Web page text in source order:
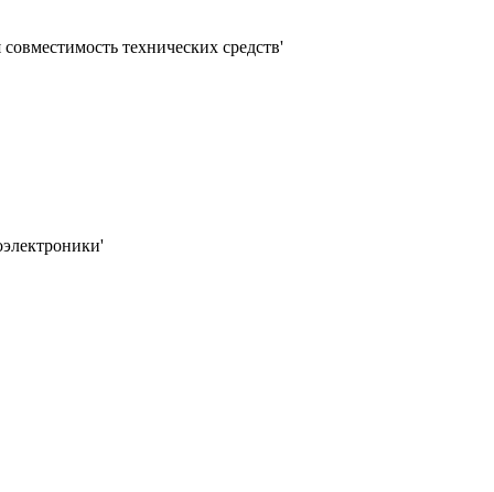
технических средств'